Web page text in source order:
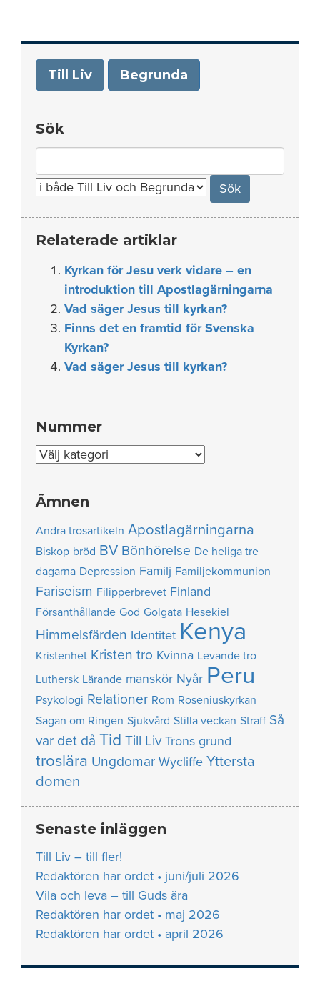
Till Liv Begrunda
Sök
for:
Relaterade artiklar
Kyrkan för Jesu verk vidare – en
introduktion till Apostlagärningarna
Vad säger Jesus till kyrkan?
Finns det en framtid för Svenska
Kyrkan?
Vad säger Jesus till kyrkan?
Nummer
Nummer
Ämnen
Andra trosartikeln Apostlagärningarna
Biskop bröd BV Bönhörelse De heliga tre
dagarna Depression Familj Familjekommunion
Fariseism Filipperbrevet Finland
Försanthållande God Golgata Hesekiel
Himmelsfärden Identitet Kenya
Kristenhet Kristen tro Kvinna Levande tro
Luthersk Lärande manskör Nyår Peru
Psykologi Relationer Rom Roseniuskyrkan
Sagan om Ringen Sjukvård Stilla veckan Straff Så
var det då Tid Till Liv Trons grund
troslära Ungdomar Wycliffe Yttersta
domen
Senaste inläggen
Till Liv – till fler!
Redaktören har ordet • juni/juli 2026
Vila och leva – till Guds ära
Redaktören har ordet • maj 2026
Redaktören har ordet • april 2026